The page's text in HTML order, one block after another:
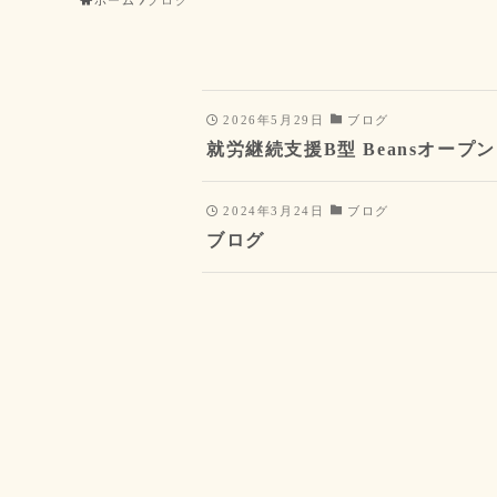
2026年5月29日 ブログ
就労継続支援B型 Beansオープ
2024年3月24日 ブログ
ブログ